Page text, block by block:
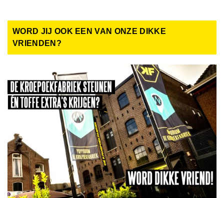
WORD JIJ OOK EEN VAN ONZE DIKKE
VRIENDEN?